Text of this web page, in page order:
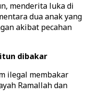
menderita luka di
dua anak yang
akibat pecahan
dibakar
ilegal membakar
Ramallah dan